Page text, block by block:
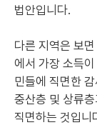
법안입니다.
다른 지역은 보
에서 가장 소득
민들에 직면한
중산층 및 상류
직면하는 것입니